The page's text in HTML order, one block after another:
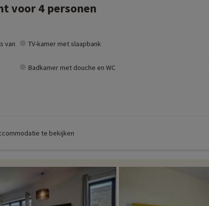
voor 4 personen
van
TV-kamer met slaapbank
Badkamer met douche en WC
te bekijken